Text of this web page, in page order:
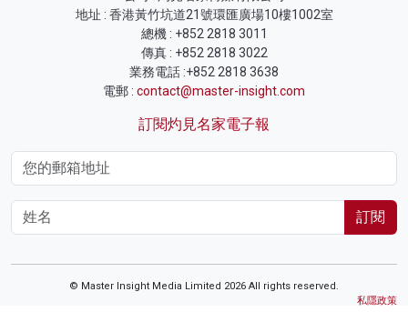
地址 : 香港黃竹坑道21號環匯廣場10樓1002室
總機 : +852 2818 3011
傳真 : +852 2818 3022
業務電話 :+852 2818 3638
電郵 : contact@master-insight.com
訂閱灼見名家電子報
訂閱
© Master Insight Media Limited 2026 All rights reserved.
私隱政策